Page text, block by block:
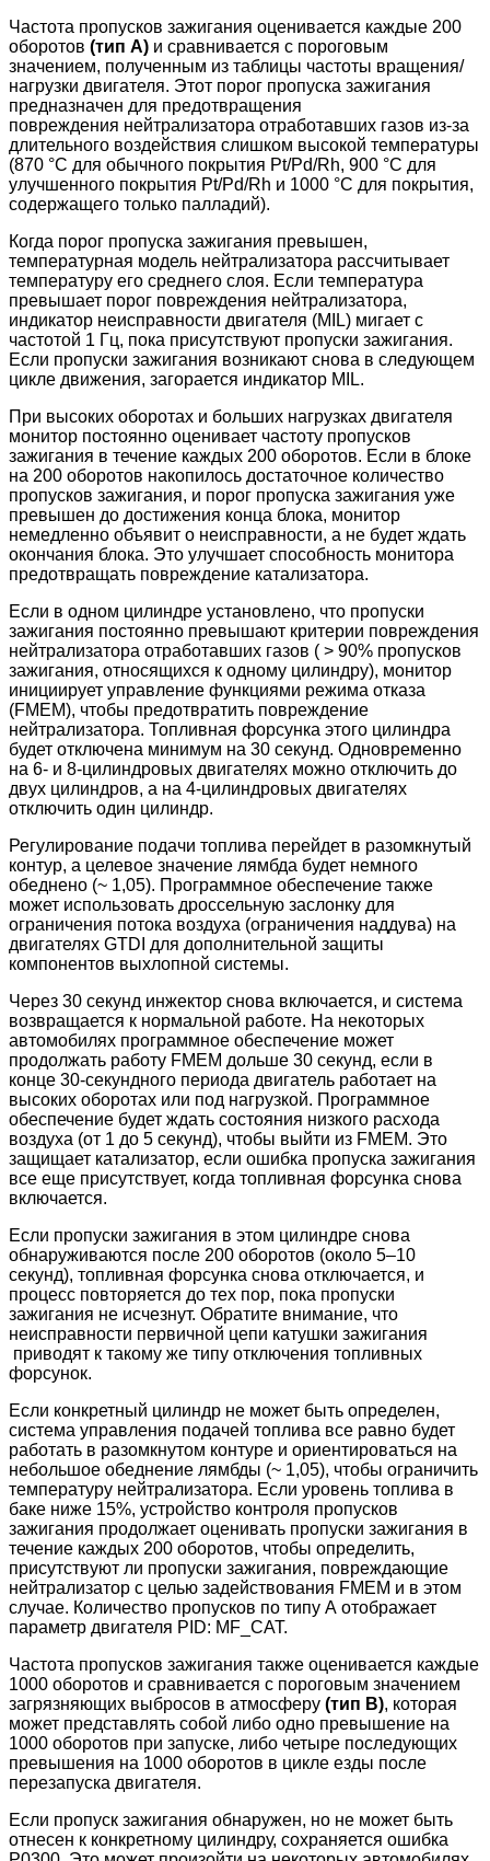
Частота пропусков зажигания оценивается каждые 200
оборотов (тип A) и сравнивается с пороговым
значением, полученным из таблицы частоты вращения/
нагрузки двигателя. Этот порог пропуска зажигания
предназначен для предотвращения
повреждения нейтрализатора отработавших газов из-за
длительного воздействия слишком высокой температуры
(870 °C для обычного покрытия Pt/Pd/Rh, 900 °C для
улучшенного покрытия Pt/Pd/Rh и 1000 °C для покрытия,
содержащего только палладий).
Когда порог пропуска зажигания превышен,
температурная модель нейтрализатора рассчитывает
температуру его среднего слоя. Если температура
превышает порог повреждения нейтрализатора,
индикатор неисправности двигателя (MIL) мигает с
частотой 1 Гц, пока присутствуют пропуски зажигания.
Если пропуски зажигания возникают снова в следующем
цикле движения, загорается индикатор MIL.
При высоких оборотах и больших нагрузках двигателя
монитор постоянно оценивает частоту пропусков
зажигания в течение каждых 200 оборотов. Если в блоке
на 200 оборотов накопилось достаточное количество
пропусков зажигания, и порог пропуска зажигания уже
превышен до достижения конца блока, монитор
немедленно объявит о неисправности, а не будет ждать
окончания блока. Это улучшает способность монитора
предотвращать повреждение катализатора.
Если в одном цилиндре установлено, что пропуски
зажигания постоянно превышают критерии повреждения
нейтрализатора отработавших газов ( > 90% пропусков
зажигания, относящихся к одному цилиндру), монитор
инициирует управление функциями режима отказа
(FMEM), чтобы предотвратить повреждение
нейтрализатора. Топливная форсунка этого цилиндра
будет отключена минимум на 30 секунд. Одновременно
на 6- и 8-цилиндровых двигателях можно отключить до
двух цилиндров, а на 4-цилиндровых двигателях
отключить один цилиндр.
Регулирование подачи топлива перейдет в разомкнутый
контур, а целевое значение лямбда будет немного
обеднено (~ 1,05). Программное обеспечение также
может использовать дроссельную заслонку для
ограничения потока воздуха (ограничения наддува) на
двигателях GTDI для дополнительной защиты
компонентов выхлопной системы.
Через 30 секунд инжектор снова включается, и система
возвращается к нормальной работе. На некоторых
автомобилях программное обеспечение может
продолжать работу FMEM дольше 30 секунд, если в
конце 30-секундного периода двигатель работает на
высоких оборотах или под нагрузкой. Программное
обеспечение будет ждать состояния низкого расхода
воздуха (от 1 до 5 секунд), чтобы выйти из FMEM. Это
защищает катализатор, если ошибка пропуска зажигания
все еще присутствует, когда топливная форсунка снова
включается.
Если пропуски зажигания в этом цилиндре снова
обнаруживаются после 200 оборотов (около 5–10
секунд), топливная форсунка снова отключается, и
процесс повторяется до тех пор, пока пропуски
зажигания не исчезнут. Обратите внимание, что
неисправности первичной цепи катушки зажигания
приводят к такому же типу отключения топливных
форсунок.
Если конкретный цилиндр не может быть определен,
система управления подачей топлива все равно будет
работать в разомкнутом контуре и ориентироваться на
небольшое обеднение лямбды (~ 1,05), чтобы ограничить
температуру нейтрализатора. Если уровень топлива в
баке ниже 15%, устройство контроля пропусков
зажигания продолжает оценивать пропуски зажигания в
течение каждых 200 оборотов, чтобы определить,
присутствуют ли пропуски зажигания, повреждающие
нейтрализатор с целью задействования FMEM и в этом
случае. Количество пропусков по типу А отображает
параметр двигателя PID: MF_CAT.
Частота пропусков зажигания также оценивается каждые
1000 оборотов и сравнивается с пороговым значением
загрязняющих выбросов в атмосферу (тип B), которая
может представлять собой либо одно превышение на
1000 оборотов при запуске, либо четыре последующих
превышения на 1000 оборотов в цикле езды после
перезапуска двигателя.
Если пропуск зажигания обнаружен, но не может быть
отнесен к конкретному цилиндру, сохраняется ошибка